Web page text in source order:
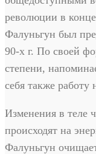
революции в
Фалуньгун был
90-х г. По своей
степени,
себя также работу
Изменения в теле
происходят на
Фалуньгун